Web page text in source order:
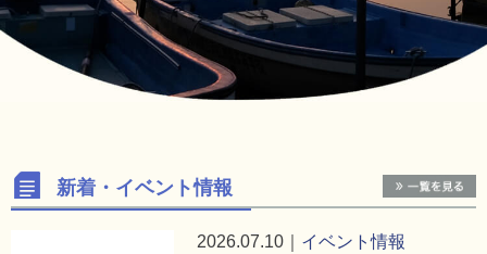
新着・イベント情報
2026.07.10｜ イベント情報